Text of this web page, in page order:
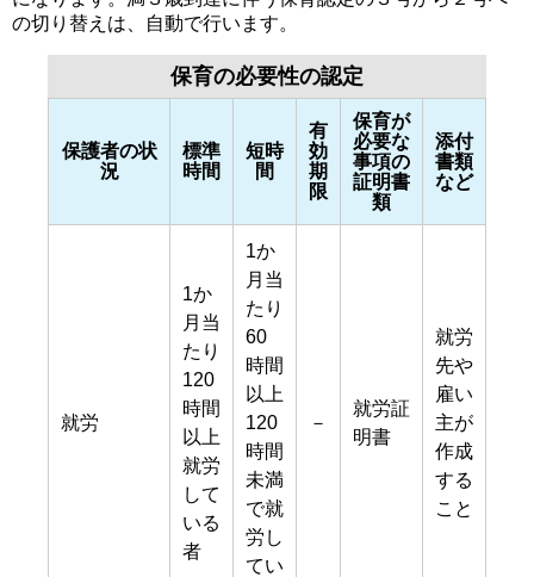
の切り替えは、自動で行います。
保育の必要性の認定
保護者の状
況
標準
時間
短時
間
有
効
期
限
保育が
必要な
事項の
証明書
類
添付
書類
など
就労
1か
月当
たり
120
時間
以上
就労
して
いる
者
1か
月当
たり
60
時間
以上
120
時間
未満
で就
労し
てい
－
就労証
明書
就労
先や
雇い
主が
作成
する
こと